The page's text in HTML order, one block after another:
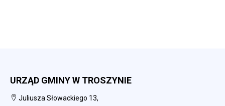
URZĄD GMINY W TROSZYNIE
Juliusza Słowackiego 13,